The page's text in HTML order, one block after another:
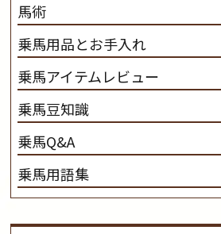
馬術
乗馬用品とお手入れ
乗馬アイテムレビュー
乗馬豆知識
乗馬Q&A
乗馬用語集